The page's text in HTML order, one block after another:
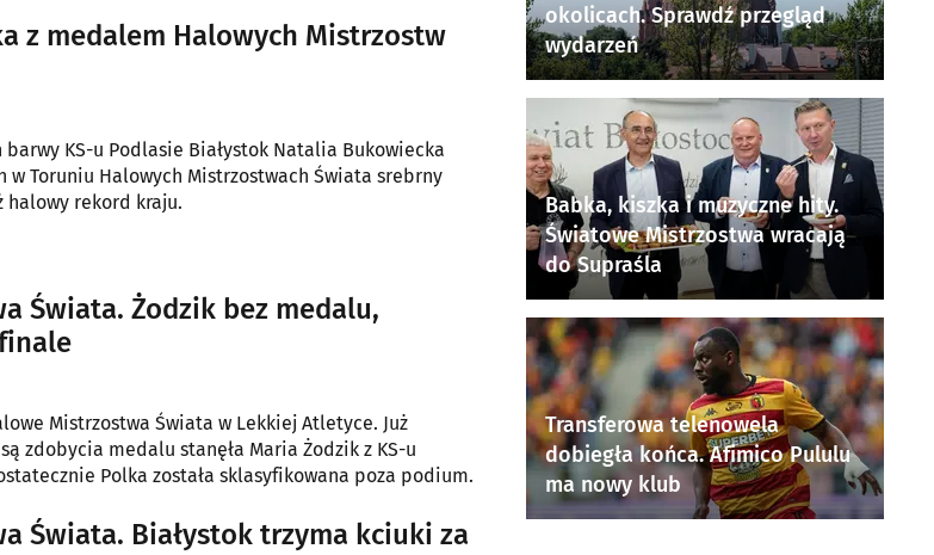
z medalem Halowych Mistrzostw
KS-u Podlasie Białystok Natalia Bukowiecka
w Toruniu Halowych Mistrzostwach Świata srebrny
halowy rekord kraju.
Świata. Żodzik bez medalu,
Mistrzostwa Świata w Lekkiej Atletyce. Już
zdobycia medalu stanęła Maria Żodzik z KS-u
Polka została sklasyfikowana poza podium.
Świata. Białystok trzyma kciuki za
okolicach. Sprawdź przegląd
wydarzeń
Babka, kiszka i muzyczne hity.
Światowe Mistrzostwa wracają
do Supraśla
Transferowa telenowela
dobiegła końca. Afimico Pululu
ma nowy klub